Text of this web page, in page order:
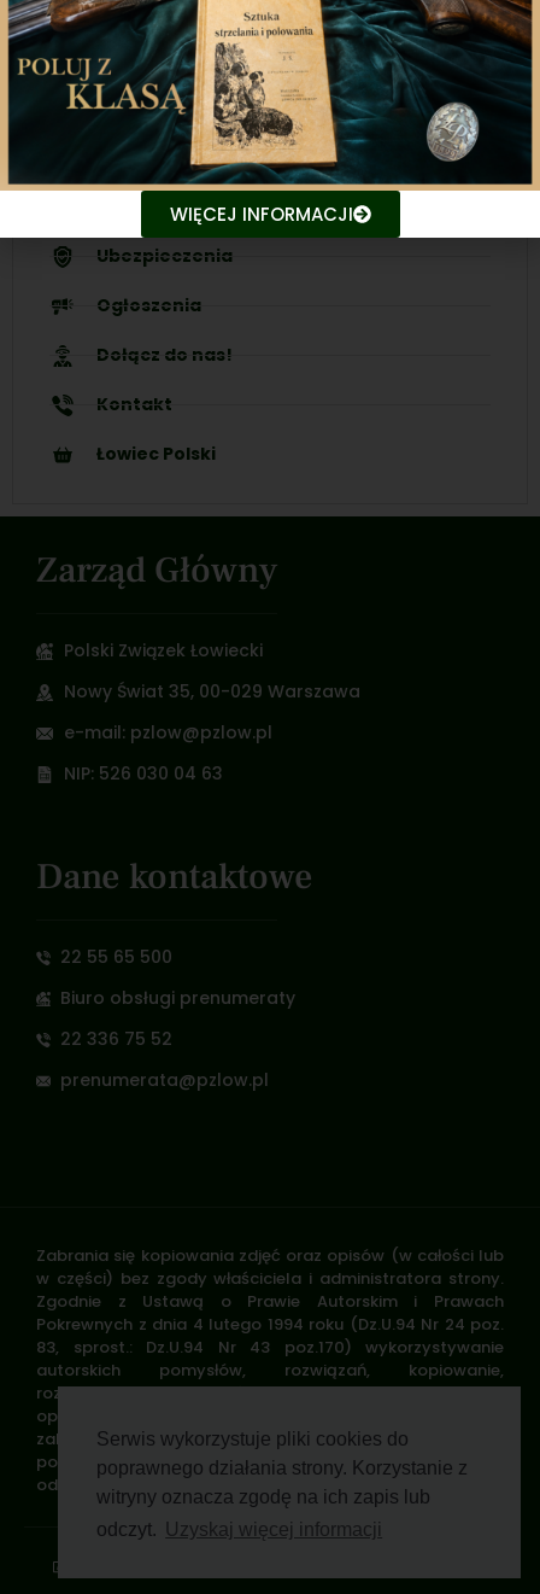
Serwis wykorzystuje pliki cookies do
poprawnego działania strony. Korzystanie z
witryny oznacza zgodę na ich zapis lub
odczyt.
Uzyskaj więcej informacji
Udostępniaj treści znajomym
Nasze inicjatywy
Ubezpieczenia
Ogłoszenia
Dołącz do nas!
Kontakt
Łowiec Polski
Zarząd Główny
Polski Związek Łowiecki
Nowy Świat 35, 00-029 Warszawa
e-mail: pzlow@pzlow.pl
NIP: 526 030 04 63
Dane kontaktowe
22 55 65 500
Biuro obsługi prenumeraty
22 336 75 52
prenumerata@pzlow.pl
Zabrania się kopiowania zdjęć oraz opisów (w całości lub
w części) bez zgody właściciela i administratora strony.
Zgodnie z Ustawą o Prawie Autorskim i Prawach
Pokrewnych z dnia 4 lutego 1994 roku (Dz.U.94 Nr 24 poz.
83, sprost.: Dz.U.94 Nr 43 poz.170) wykorzystywanie
autorskich pomysłów, rozwiązań, kopiowanie,
rozpowszechnianie zdjęć, fragmentów grafiki, tekstów
opisów w celach zarobkowych, bez zezwolenia autora jest
zabronione i stanowi naruszenie praw autorskich oraz
podlega karze. Znaki towarowe i graficzne są własnością
odpowiednich firm i/lub instytucji.
Wsparcie GWP Wirtualnie
WIĘCEJ INFORMACJI